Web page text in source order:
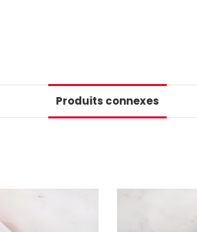
Produits connexes